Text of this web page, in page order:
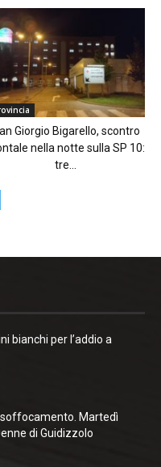
Giorgio Bigarello, scontro
nella notte sulla SP 10:
tre...
bianchi per l’addio a
Martedì
di Guidizzolo